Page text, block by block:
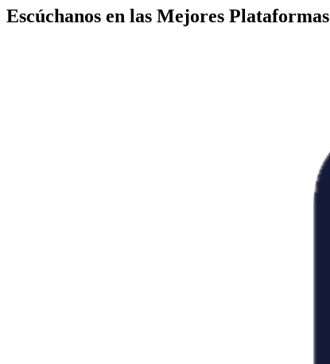
Escúchanos en las Mejores Plataformas